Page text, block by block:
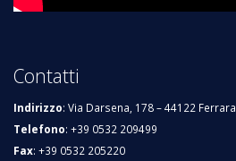
Contatti
Indirizzo: Via Darsena, 178 – 44122 Ferrara
Telefono: +39 0532 209499
Fax: +39 0532 205220